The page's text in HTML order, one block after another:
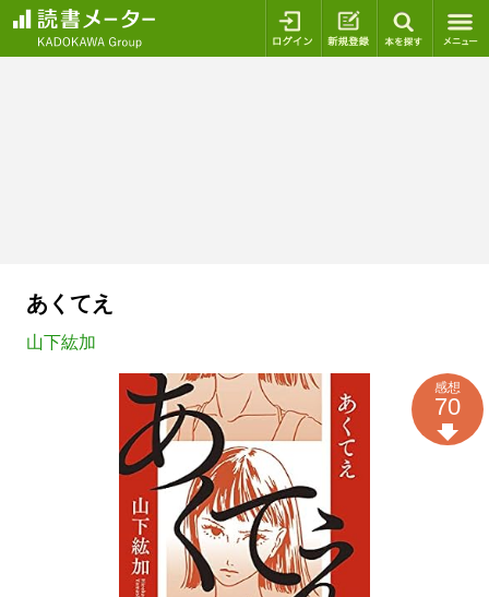
ログイン 新規登録
あくてえ
山下紘加
感想
70